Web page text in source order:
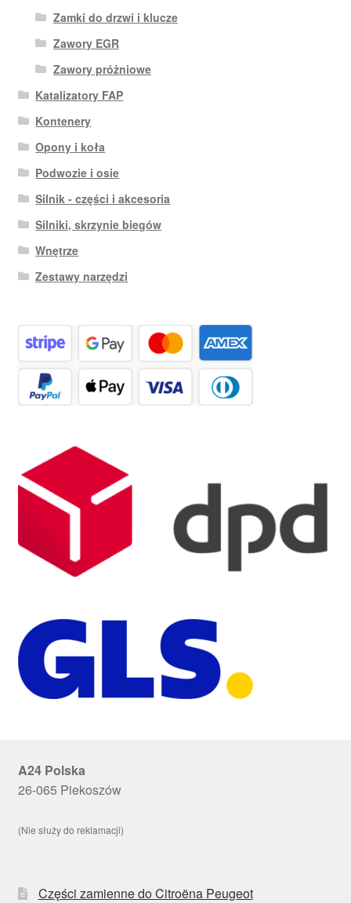
Zamki do drzwi i klucze
Zawory EGR
Zawory próżniowe
Katalizatory FAP
Kontenery
Opony i koła
Podwozie i osie
Silnik - części i akcesoria
Silniki, skrzynie biegów
Wnętrze
Zestawy narzędzi
A24 Polska
26-065 Piekoszów
(Nie służy do reklamacji)
Części zamienne do Citroëna Peugeot